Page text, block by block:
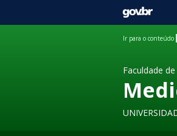
GOVBR
Ir para o conteúdo
Faculdade de